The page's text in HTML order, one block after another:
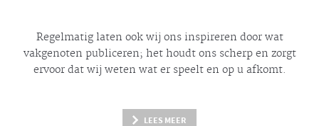
Regelmatig laten ook wij ons inspireren door wat
vakgenoten publiceren; het houdt ons scherp en zorgt
ervoor dat wij weten wat er speelt en op u afkomt.
LEES MEER